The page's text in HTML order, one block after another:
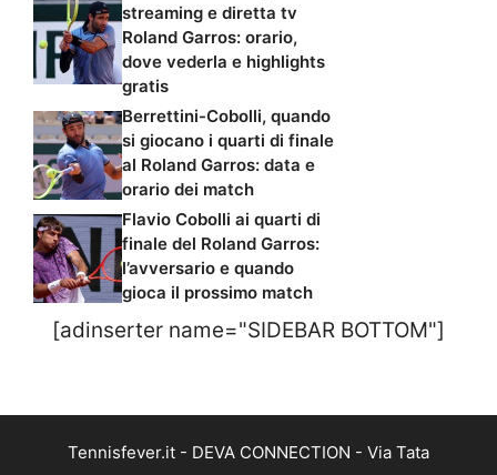
streaming e diretta tv
Roland Garros: orario,
dove vederla e highlights
gratis
Berrettini-Cobolli, quando
si giocano i quarti di finale
al Roland Garros: data e
orario dei match
Flavio Cobolli ai quarti di
finale del Roland Garros:
l’avversario e quando
gioca il prossimo match
[adinserter name="SIDEBAR BOTTOM"]
Tennisfever.it - DEVA CONNECTION - Via Tata